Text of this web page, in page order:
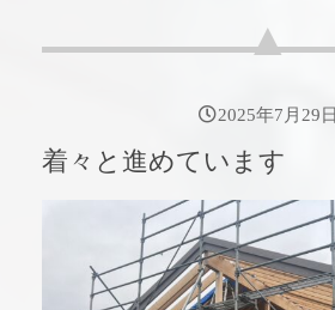
2025年7月29日
着々と進めています